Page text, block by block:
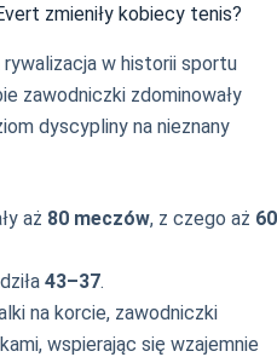
zmieniły kobiecy tenis?
w historii sportu
zawodniczki zdominowały
dyscypliny na nieznany
aż 80 meczów, z czego aż 60
43–37.
na korcie, zawodniczki
wspierając się wzajemnie